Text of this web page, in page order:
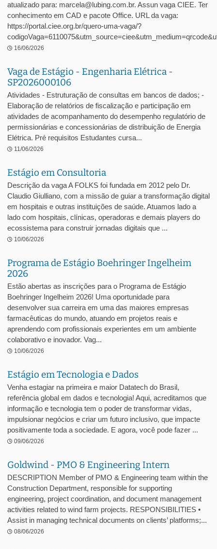
atualizado para: marcela@lubing.com.br. Assun vaga CIEE. Ter
conhecimento em CAD e pacote Office. URL da vaga:
https://portal.ciee.org.br/quero-uma-vaga/?
16/06/2026
Vaga de Estágio - Engenharia Elétrica -
SP2026000106
Atividades - Estruturação de consultas em bancos de dados; -
Elaboração de relatórios de fiscalização e participação em
atividades de acompanhamento do desempenho regulatório de
permissionárias e concessionárias de distribuição de Energia
Elétrica. Pré requisitos Estudantes cursa...
11/06/2026
Estágio em Consultoria
Descrição da vaga A FOLKS foi fundada em 2012 pelo Dr.
Claudio Giulliano, com a missão de guiar a transformação digital
em hospitais e outras instituições de saúde. Atuamos lado a
lado com hospitais, clínicas, operadoras e demais players do
ecossistema para construir jornadas digitais que ...
10/06/2026
Programa de Estágio Boehringer Ingelheim
2026
Estão abertas as inscrições para o Programa de Estágio
Boehringer Ingelheim 2026! Uma oportunidade para
desenvolver sua carreira em uma das maiores empresas
farmacêuticas do mundo, atuando em projetos reais e
aprendendo com profissionais experientes em um ambiente
colaborativo e inovador. Vag...
10/06/2026
Estágio em Tecnologia e Dados
Venha estagiar na primeira e maior Datatech do Brasil,
referência global em dados e tecnologia! Aqui, acreditamos que
informação e tecnologia tem o poder de transformar vidas,
impulsionar negócios e criar um futuro inclusivo, que impacte
positivamente toda a sociedade. E agora, você pode fazer ...
09/06/2026
Goldwind - PMO & Engineering Intern
DESCRIPTION Member of PMO & Engineering team within the
Construction Department, responsible for supporting
engineering, project coordination, and document management
activities related to wind farm projects. RESPONSIBILITIES •
Assist in managing technical documents on clients’ platforms;...
08/06/2026